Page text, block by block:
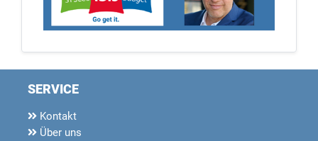
SERVICE
Kontakt
Über uns